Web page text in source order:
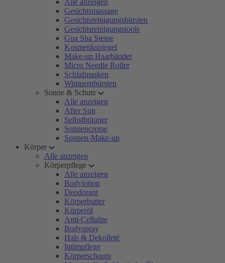
Alle anzeigen
Gesichtsmassage
Gesichtsreinigungsbürsten
Gesichtsreinigungstools
Gua Sha Steine
Kosmetikspiegel
Make-up Haarbänder
Micro Needle Roller
Schlafmasken
Wimpernbürsten
Sonne & Schutz
Alle anzeigen
After Sun
Selbstbräuner
Sonnencreme
Sonnen-Make-up
Körper
Alle anzeigen
Körperpflege
Alle anzeigen
Bodylotion
Deodorant
Körperbutter
Körperöl
Anti-Cellulite
Bodyspray
Hals & Dekolleté
Intimpflege
Körperschaum